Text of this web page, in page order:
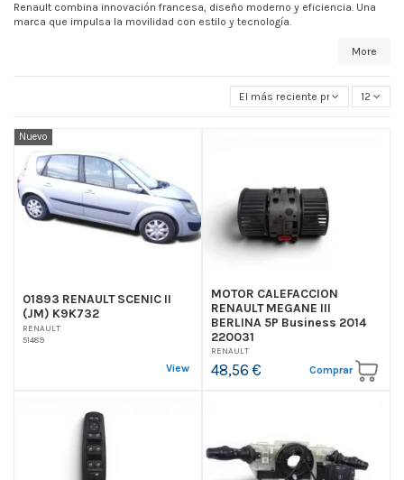
Renault combina innovación francesa, diseño moderno y eficiencia. Una
marca que impulsa la movilidad con estilo y tecnología.
More
El más reciente primero 12
Nuevo
01893 RENAULT SCENIC II
(JM) K9K732
RENAULT
51489
View
MOTOR CALEFACCION
RENAULT MEGANE III
BERLINA 5P Business 2014
220031
RENAULT
48,56 € Comprar